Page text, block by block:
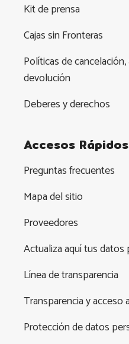
Kit de prensa
Cajas sin Fronteras
Políticas de
devolución
Deberes y derechos
Accesos Rápidos
Preguntas frecuentes
Mapa del sitio
Proveedores
Actualiza aquí tus datos
Línea de transparencia
Transparencia y acceso
Protección de datos